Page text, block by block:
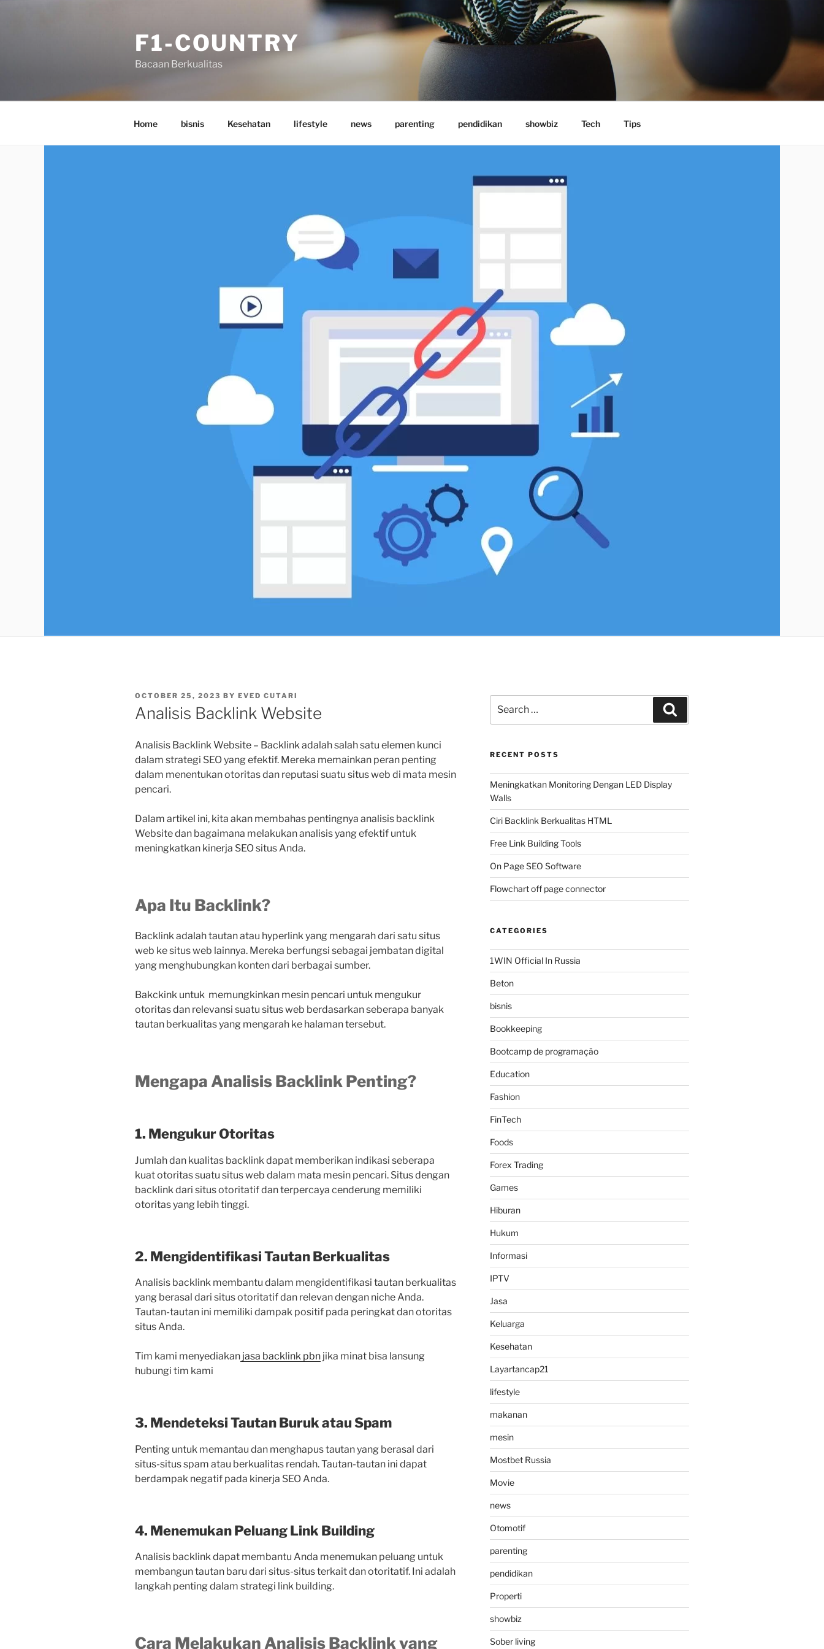
F1-COUNTRY
Bacaan Berkualitas
Home bisnis Kesehatan lifestyle news parenting pendidikan showbiz Tech Tips
POSTED
ON
OCTOBER 25, 2023 BY EVED CUTARI
Analisis Backlink Website
Analisis Backlink Website – Backlink adalah salah satu elemen kunci
dalam strategi SEO yang efektif. Mereka memainkan peran penting
dalam menentukan otoritas dan reputasi suatu situs web di mata mesin
pencari.
Dalam artikel ini, kita akan membahas pentingnya analisis backlink
Website dan bagaimana melakukan analisis yang efektif untuk
meningkatkan kinerja SEO situs Anda.
Apa Itu Backlink?
Backlink adalah tautan atau hyperlink yang mengarah dari satu situs
web ke situs web lainnya. Mereka berfungsi sebagai jembatan digital
yang menghubungkan konten dari berbagai sumber.
Bakckink untuk memungkinkan mesin pencari untuk mengukur
otoritas dan relevansi suatu situs web berdasarkan seberapa banyak
tautan berkualitas yang mengarah ke halaman tersebut.
Mengapa Analisis Backlink Penting?
1. Mengukur Otoritas
Jumlah dan kualitas backlink dapat memberikan indikasi seberapa
kuat otoritas suatu situs web dalam mata mesin pencari. Situs dengan
backlink dari situs otoritatif dan terpercaya cenderung memiliki
otoritas yang lebih tinggi.
2. Mengidentifikasi Tautan Berkualitas
Analisis backlink membantu dalam mengidentifikasi tautan berkualitas
yang berasal dari situs otoritatif dan relevan dengan niche Anda.
Tautan-tautan ini memiliki dampak positif pada peringkat dan otoritas
situs Anda.
Tim kami menyediakan jasa backlink pbn jika minat bisa lansung
hubungi tim kami
3. Mendeteksi Tautan Buruk atau Spam
Penting untuk memantau dan menghapus tautan yang berasal dari
situs-situs spam atau berkualitas rendah. Tautan-tautan ini dapat
berdampak negatif pada kinerja SEO Anda.
4. Menemukan Peluang Link Building
Analisis backlink dapat membantu Anda menemukan peluang untuk
membangun tautan baru dari situs-situs terkait dan otoritatif. Ini adalah
langkah penting dalam strategi link building.
Cara Melakukan Analisis Backlink yang
for:
RECENT POSTS
Meningkatkan Monitoring Dengan LED Display
Walls
Ciri Backlink Berkualitas HTML
Free Link Building Tools
On Page SEO Software
Flowchart off page connector
CATEGORIES
1WIN Official In Russia
Beton
bisnis
Bookkeeping
Bootcamp de programação
Education
Fashion
FinTech
Foods
Forex Trading
Games
Hiburan
Hukum
Informasi
IPTV
Jasa
Keluarga
Kesehatan
Layartancap21
lifestyle
makanan
mesin
Mostbet Russia
Movie
news
Otomotif
parenting
pendidikan
Properti
showbiz
Sober living